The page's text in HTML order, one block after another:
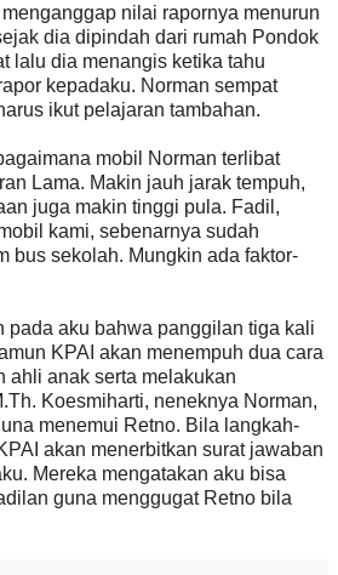
nilai rapornya menurun
dia dipindah dari rumah Pondok
lalu dia menangis ketika tahu
kepadaku. Norman sempat
ikut pelajaran tambahan.
mobil Norman terlibat
Lama. Makin jauh jarak tempuh,
juga makin tinggi pula. Fadil,
kami, sebenarnya sudah
bus sekolah. Mungkin ada faktor-
pada aku bahwa panggilan tiga kali
KPAI akan menempuh dua cara
ahli anak serta melakukan
Koesmiharti, neneknya Norman,
menemui Retno. Bila langkah-
akan menerbitkan surat jawaban
Mereka mengatakan aku bisa
guna menggugat Retno bila